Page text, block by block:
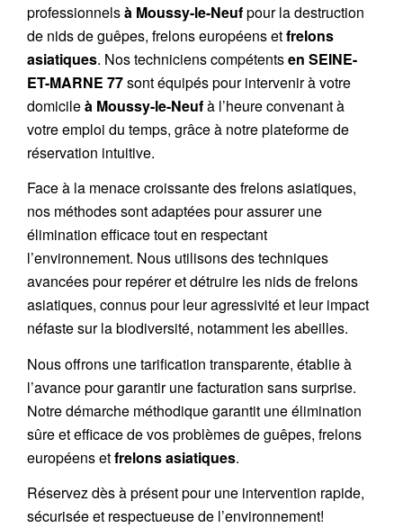
professionnelsà Moussy-le-Neufpour la destruction
de nids de guêpes, frelons européensetfrelons
asiatiques. Nos techniciens compétentsen SEINE-
ET-MARNE 77sont équipés pour intervenir à votre
domicileà Moussy-le-Neufà l’heure convenant à
votre emploi du temps, grâce à notre plateforme de
réservation intuitive.
Face à la menace croissante des frelons asiatiques,
nos méthodes sont adaptées pour assurer une
élimination efficace tout en respectant
l’environnement. Nous utilisons des techniques
avancées pour repérer et détruire les nids defrelons
asiatiques, connus pour leur agressivité et leur impact
néfaste sur la biodiversité, notamment les abeilles.
Nous offrons unetarification transparente, établie à
l’avance pour garantir une facturation sans surprise.
Notre démarche méthodique garantit une élimination
sûre et efficace de vos problèmes de guêpes, frelons
européens etfrelons asiatiques.
Réservezdès à présent pour une intervention rapide,
sécurisée et respectueuse de l’environnement!